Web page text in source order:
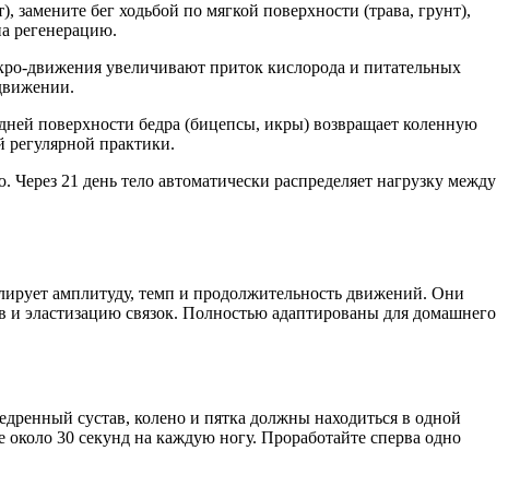
бег ходьбой по мягкой поверхности (трава, грунт),
регенерацию.
движения увеличивают приток кислорода и питательных
поверхности бедра (бицепсы, икры) возвращает коленную
регулярной практики.
21 день тело автоматически распределяет нагрузку между
амплитуду, темп и продолжительность движений. Они
эластизацию связок. Полностью адаптированы для домашнего
сустав, колено и пятка должны находиться в одной
30 секунд на каждую ногу. Проработайте сперва одно